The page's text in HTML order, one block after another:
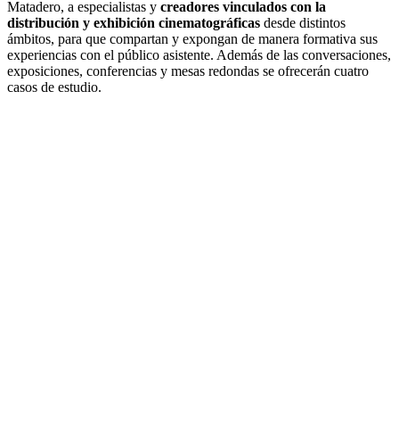
Matadero, a especialistas y creadores vinculados con la
distribución y exhibición cinematográficas desde distintos
ámbitos, para que compartan y expongan de manera formativa sus
experiencias con el público asistente. Además de las conversaciones,
exposiciones, conferencias y mesas redondas se ofrecerán cuatro
casos de estudio.